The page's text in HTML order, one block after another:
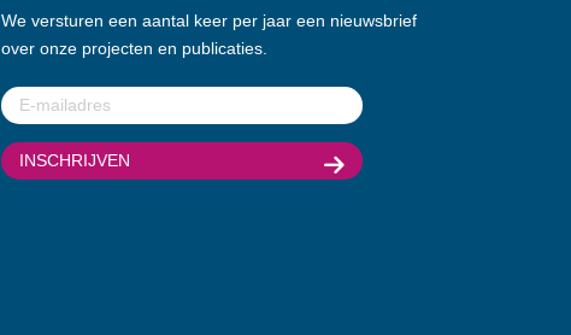
We versturen een aantal keer per jaar een nieuwsbrief
over onze projecten en publicaties.
E-
mailadres(Vereist)